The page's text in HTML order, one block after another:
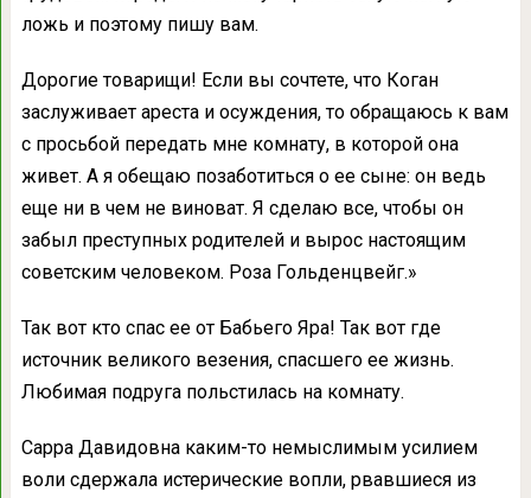
ложь и поэтому пишу вам.
Дорогие товарищи! Если вы сочтете, что Коган
заслуживает ареста и осуждения, то обращаюсь к вам
с просьбой передать мне комнату, в которой она
живет. А я обещаю позаботиться о ее сыне: он ведь
еще ни в чем не виноват. Я сделаю все, чтобы он
забыл преступных родителей и вырос настоящим
советским человеком. Роза Гольденцвейг.»
Так вот кто спас ее от Бабьего Яра! Так вот где
источник великого везения, спасшего ее жизнь.
Любимая подруга польстилась на комнату.
Сарра Давидовна каким-то немыслимым усилием
воли сдержала истерические вопли, рвавшиеся из